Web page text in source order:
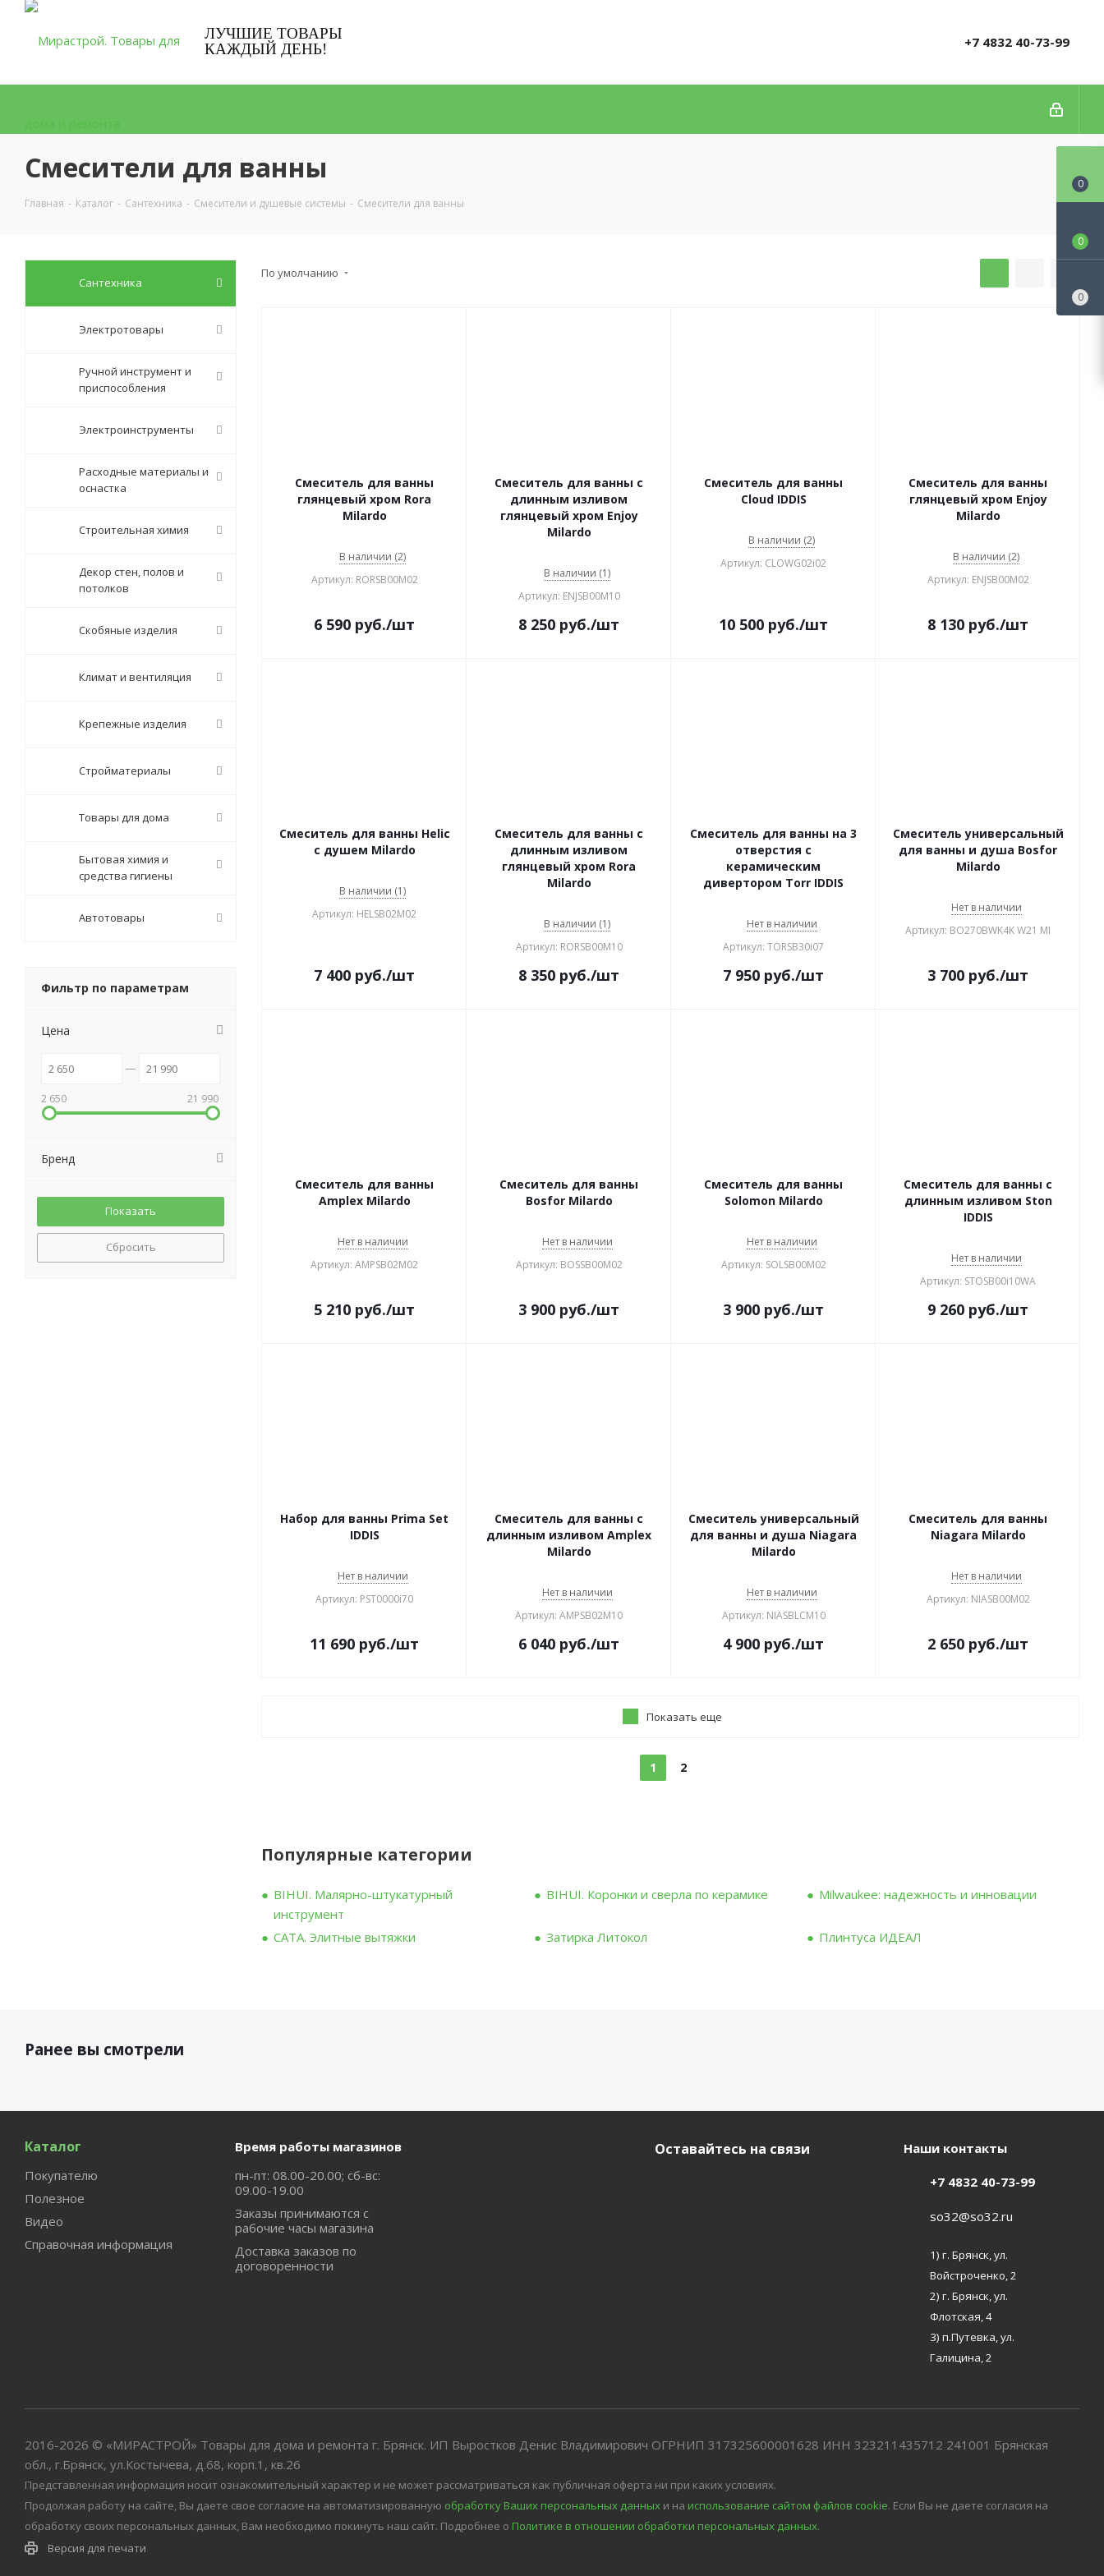
ЛУЧШИЕ ТОВАРЫ
КАЖДЫЙ ДЕНЬ!
+7 4832 40-73-99
Смесители для ванны
Главная - Каталог - Сантехника - Смесители и душевые системы - Смесители для ванны
По умолчанию
Смеситель для ванны
глянцевый хром Rora
Milardo
В наличии (2)
Артикул: RORSB00M02
6 590 руб./шт
Смеситель для ванны с
длинным изливом
глянцевый хром Enjoy
Milardo
В наличии (1)
Артикул: ENJSB00M10
8 250 руб./шт
Смеситель для ванны
Cloud IDDIS
В наличии (2)
Артикул: CLOWG02i02
10 500 руб./шт
Смеситель для ванны
глянцевый хром Enjoy
Milardo
В наличии (2)
Артикул: ENJSB00M02
8 130 руб./шт
Смеситель для ванны Helic
с душем Milardo
В наличии (1)
Артикул: HELSB02M02
7 400 руб./шт
Смеситель для ванны с
длинным изливом
глянцевый хром Rora
Milardo
В наличии (1)
Артикул: RORSB00M10
8 350 руб./шт
Смеситель для ванны на 3
отверстия c
керамическим
дивертором Torr IDDIS
Нет в наличии
Артикул: TORSB30i07
7 950 руб./шт
Смеситель универсальный
для ванны и душа Bosfor
Milardo
Нет в наличии
Артикул: BO270BWK4K W21 MI
3 700 руб./шт
Смеситель для ванны
Amplex Milardo
Нет в наличии
Артикул: AMPSB02M02
5 210 руб./шт
Смеситель для ванны
Bosfor Milardo
Нет в наличии
Артикул: BOSSB00M02
3 900 руб./шт
Смеситель для ванны
Solomon Milardo
Нет в наличии
Артикул: SOLSB00M02
3 900 руб./шт
Смеситель для ванны с
длинным изливом Ston
IDDIS
Нет в наличии
Артикул: STOSB00i10WA
9 260 руб./шт
Набор для ванны Prima Set
IDDIS
Нет в наличии
Артикул: PST0000i70
11 690 руб./шт
Смеситель для ванны с
длинным изливом Amplex
Milardo
Нет в наличии
Артикул: AMPSB02M10
6 040 руб./шт
Смеситель универсальный
для ванны и душа Niagara
Milardo
Нет в наличии
Артикул: NIASBLCM10
4 900 руб./шт
Смеситель для ванны
Niagara Milardo
Нет в наличии
Артикул: NIASB00M02
2 650 руб./шт
Показать еще
1 2
Популярные категории
BIHUI. Малярно-штукатурный
инструмент
BIHUI. Коронки и сверла по керамике Milwaukee: надежность и инновации
CATA. Элитные вытяжки Затирка Литокол Плинтуса ИДЕАЛ
Сантехника
Электротовары
Ручной инструмент и
приспособления
Электроинструменты
Расходные материалы и
оснастка
Строительная химия
Декор стен, полов и
потолков
Скобяные изделия
Климат и вентиляция
Крепежные изделия
Стройматериалы
Товары для дома
Бытовая химия и
средства гигиены
Автотовары
Фильтр по параметрам
Цена
2 650 21 990
Бренд
Сбросить
Ранее вы смотрели
Каталог
Покупателю
Полезное
Видео
Справочная информация
Время работы магазинов
пн-пт: 08.00-20.00; сб-вс:
09.00-19.00
Заказы принимаются с
рабочие часы магазина
Доставка заказов по
договоренности
Оставайтесь на связи Наши контакты
+7 4832 40-73-99
so32@so32.ru
1) г. Брянск, ул.
Войстроченко, 2
2) г. Брянск, ул.
Флотская, 4
3) п.Путевка, ул.
Галицина, 2
2016-2026 © «МИРАСТРОЙ» Товары для дома и ремонта г. Брянск. ИП Выростков Денис Владимирович ОГРНИП 317325600001628 ИНН 323211435712 241001 Брянская
обл., г.Брянск, ул.Костычева, д.68, корп.1, кв.26
Представленная информация носит ознакомительный характер и не может рассматриваться как публичная оферта ни при каких условиях.
Продолжая работу на сайте, Вы даете свое согласие на автоматизированную обработку Ваших персональных данных и на использование сайтом файлов cookie. Если Вы не даете согласия на
обработку своих персональных данных, Вам необходимо покинуть наш сайт. Подробнее о Политике в отношении обработки персональных данных.
Версия для печати
0
0
0